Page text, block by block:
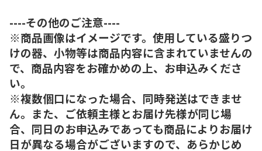
----その他のご注意----
※商品画像はイメージです。使用している盛りつ
けの器、小物等は商品内容に含まれていませんの
で、商品内容をお確かめの上、お申込みくださ
い。
※複数個口になった場合、同時発送はできませ
ん。また、ご依頼主様とお届け先様が同じ場
合、同日のお申込みであっても商品によりお届け
日が異なる場合がございますので、あらかじめ